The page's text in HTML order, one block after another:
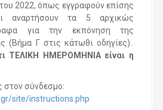
του 2022, όπως εγγραφούν επίσης
αναρτήσουν τα 5 αρχικώς
για την εκπόνηση της
(Βήμα Γ στις κάτωθι οδηγίες).
ΤΕΛΙΚΗ ΗΜΕΡΟΜΗΝΙΑ είναι η
στον σύνδεσμο:
site/instructions.php